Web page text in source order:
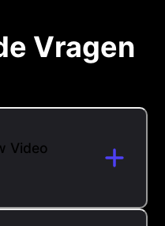
Vragen
Video